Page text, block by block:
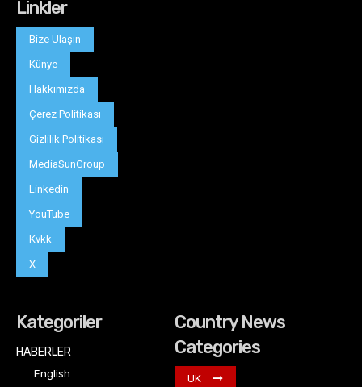
Linkler
Bize Ulaşın
Künye
Hakkımızda
Çerez Politikası
Gizlilik Politikası
MediaSunGroup
Linkedin
YouTube
Kvkk
X
Kategoriler
HABERLER
English
Country News
Categories
UK